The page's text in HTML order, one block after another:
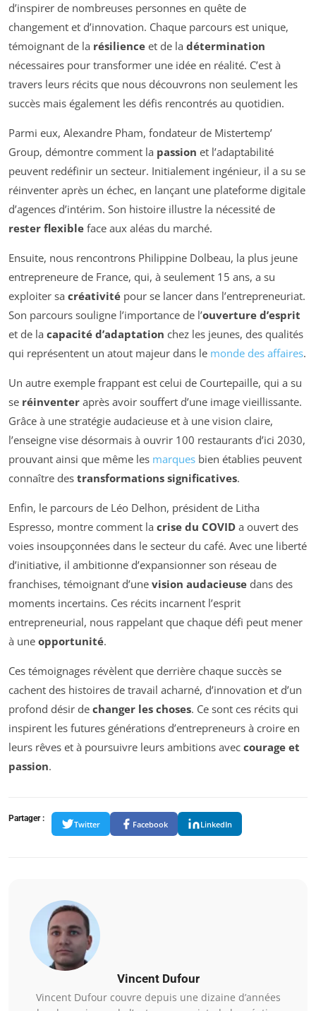
d’inspirer de nombreuses personnes en quête de
changement et d’innovation. Chaque parcours est unique,
témoignant de la résilience et de la détermination
nécessaires pour transformer une idée en réalité. C’est à
travers leurs récits que nous découvrons non seulement les
succès mais également les défis rencontrés au quotidien.
Parmi eux, Alexandre Pham, fondateur de Mistertemp’
Group, démontre comment la passion et l’adaptabilité
peuvent redéfinir un secteur. Initialement ingénieur, il a su se
réinventer après un échec, en lançant une plateforme digitale
d’agences d’intérim. Son histoire illustre la nécessité de
rester flexible face aux aléas du marché.
Ensuite, nous rencontrons Philippine Dolbeau, la plus jeune
entrepreneure de France, qui, à seulement 15 ans, a su
exploiter sa créativité pour se lancer dans l’entrepreneuriat.
Son parcours souligne l’importance de l’ouverture d’esprit
et de la capacité d’adaptation chez les jeunes, des qualités
qui représentent un atout majeur dans le monde des affaires.
Un autre exemple frappant est celui de Courtepaille, qui a su
se réinventer après avoir souffert d’une image vieillissante.
Grâce à une stratégie audacieuse et à une vision claire,
l’enseigne vise désormais à ouvrir 100 restaurants d’ici 2030,
prouvant ainsi que même les marques bien établies peuvent
connaître des transformations significatives.
Enfin, le parcours de Léo Delhon, président de Litha
Espresso, montre comment la crise du COVID a ouvert des
voies insoupçonnées dans le secteur du café. Avec une liberté
d’initiative, il ambitionne d’expansionner son réseau de
franchises, témoignant d’une vision audacieuse dans des
moments incertains. Ces récits incarnent l’esprit
entrepreneurial, nous rappelant que chaque défi peut mener
à une opportunité.
Ces témoignages révèlent que derrière chaque succès se
cachent des histoires de travail acharné, d’innovation et d’un
profond désir de changer les choses. Ce sont ces récits qui
inspirent les futures générations d’entrepreneurs à croire en
leurs rêves et à poursuivre leurs ambitions avec courage et
passion.
Partager :
Twitter Facebook LinkedIn
Vincent Dufour
Vincent Dufour couvre depuis une dizaine d’années